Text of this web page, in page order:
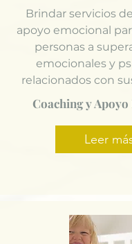
Brindar servicios
apoyo emocional
personas a
emocionales y
relacionados con
Coaching y
Leer